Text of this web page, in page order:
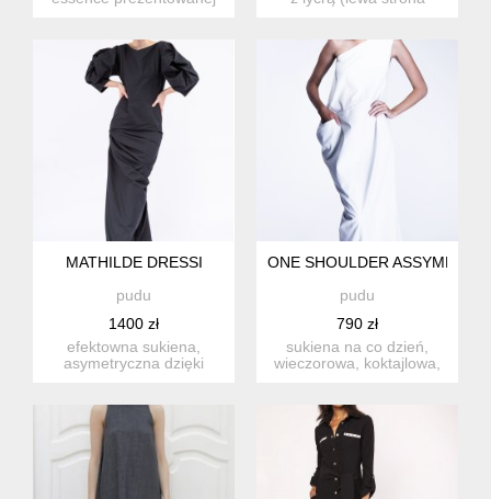
MATHILDE DRESSI
pudu
1400 zł
efektowna sukiena,
asymetryczna dzięki
ONE SHOULDER ASSYMETRY
pudu
790 zł
sukiena na co dzień,
wieczorowa, koktajlowa,